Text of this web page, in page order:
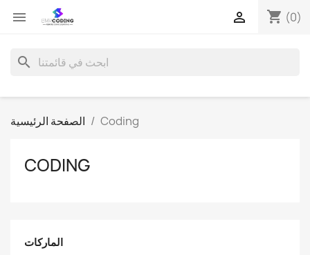
 shopping_cart (0)

search
الصفحة الرئيسية Coding
CODING
الماركات